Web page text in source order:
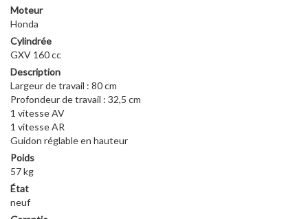
Moteur
Honda
Cylindrée
GXV 160 cc
Description
Largeur de travail : 80 cm
Profondeur de travail : 32,5 cm
1 vitesse AV
1 vitesse AR
Guidon réglable en hauteur
Poids
57 kg
État
neuf